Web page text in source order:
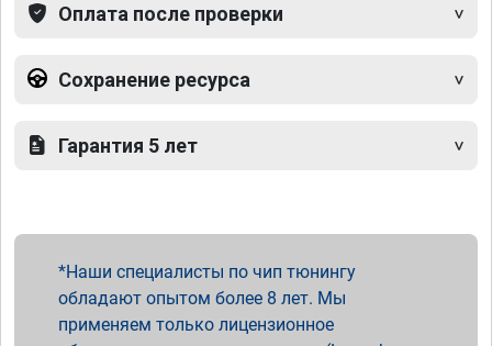
Оплата после проверки
Сохранение ресурса
Гарантия 5 лет
Наши специалисты по чип тюнингу
обладают опытом более 8 лет. Мы
применяем только лицензионное